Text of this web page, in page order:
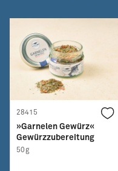
28415
»Garnelen Gewürz«
Gewürzzubereitung
50g